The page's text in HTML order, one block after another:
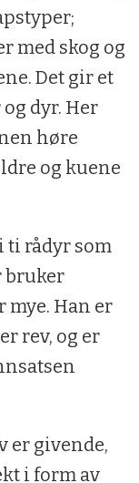
med skog og
Det gir et
dyr. Her
høre
og kuene
ti rådyr som
bruker
Han er
rev, og er
er givende,
i form av